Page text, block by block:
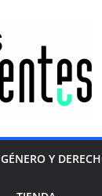
GÉNERO Y